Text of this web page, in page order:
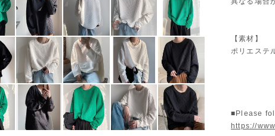
【素材】
ポリエステ
■Please
https://